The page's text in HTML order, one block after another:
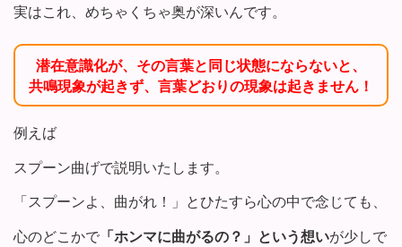
実はこれ、めちゃくちゃ奥が深いんです。
潜在意識化が、その言葉と同じ状態にならないと、
共鳴現象が起きず、言葉どおりの現象は起きません！
例えば
スプーン曲げで説明いたします。
「スプーンよ、曲がれ！」とひたすら心の中で念じても、
心のどこかで 「ホンマに曲がるの？」という想いが少しで